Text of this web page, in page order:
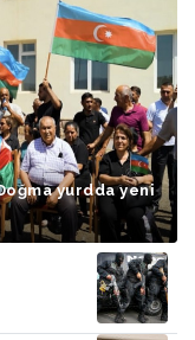
yurdda yeni